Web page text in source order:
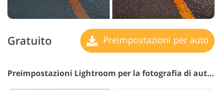
Gratuito Preimpostazioni per auto
Preimpostazioni Lightroom per la fotografia di automobili n. 25 "Navy"